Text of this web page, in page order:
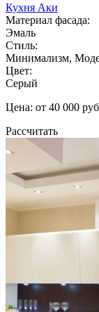
Кухня Аки
Материал фасада:
Эмаль
Стиль:
Минимализм,
Цвет:
Серый
Цена: от 40 000
Рассчитать